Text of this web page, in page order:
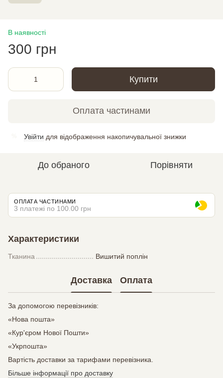
В наявності
300 грн
Купити
Оплата частинами
Увійти для відображення накопичувальної знижки
До обраного Порівняти
ОПЛАТА ЧАСТИНАМИ
3 платежі по 100.00 грн
Характеристики
Тканина Вишитий поплін
Доставка Оплата
За допомогою перевізників:
«Нова пошта»
«Кур'єром Нової Пошти»
«Укрпошта»
Вартість доставки за тарифами перевізника.
Більше інформації про доставку